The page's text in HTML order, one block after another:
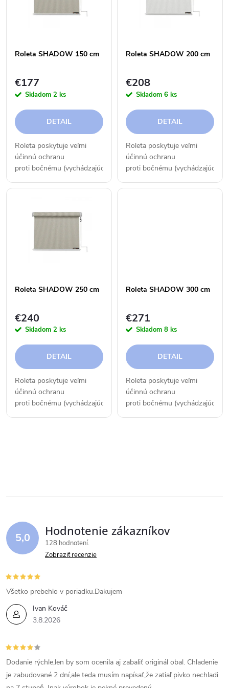
e
p
o
d
o
v
p
o
d
u
v
Roleta SHADOW 150 cm
€177
Skladom 2 ks
DETAIL
Roleta poskytuje veľmi
účinnú ochranu
proti bočnému (vychádzajúcemu
Môžete si s ňou taktiež
dajú vhodne kombinovať s...
Roleta SHADOW 200 cm
€208
Skladom 6 ks
DETAIL
Roleta poskytuje veľmi
účinnú ochranu
proti bočnému (vychádzajúcemu
Môžete si s ňou taktiež
Roleta SHADOW 250 cm
€240
Skladom 2 ks
DETAIL
Roleta poskytuje veľmi
účinnú ochranu
proti bočnému (vychádzajúcemu
Roleta SHADOW 300 cm
€271
Skladom 8 ks
DETAIL
Roleta poskytuje veľmi
účinnú ochranu
proti bočnému (vychádzajúcemu
l
d
a
c
i
e
r
v
5,0 Hodnotenie zákazníkov
128 hodnotení
Zobraziť recenzie
Ivan Kováč
3.8.2026
Všetko prebehlo v poriadku.Dakujem
Dodanie rýchle,len by som ocenila aj zabaliť originál obal. Chladenie
je zabudované 2 dní,ale teda musím napísať,že zatiaľ pivko nechladi